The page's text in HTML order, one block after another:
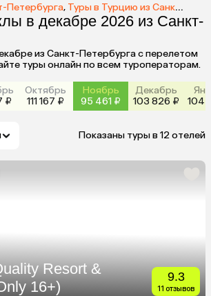
Петербурга, Туры в Турцию из Санкт-Петербурга
в декабре 2026 из Санкт-
из Санкт-Петербурга с перелетом
туры онлайн по всем туроператорам.
₽
Октябрь
111 167 ₽
Ноябрь
95 461 ₽
Декабрь
103 826 ₽
104
Показаны туры в 12 отелей
Resort &
16+)
9.3
11 отзывов